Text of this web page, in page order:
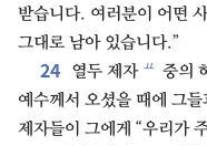
받습니다. 여러분이 어떤
그대로 남아 있습니다.”
24 열두 제자 ㅛ 중의
예수께서 오셨을 때에 그
제자들이 그에게 “우리가